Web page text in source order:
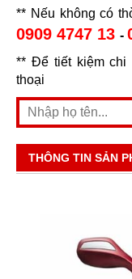
** Nếu không có
0909 4747 13 -
** Để tiết kiệm chi
thoại
THÔNG TIN SẢN